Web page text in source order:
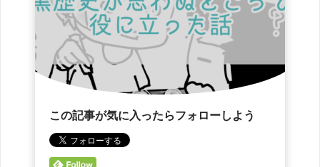
この記事が気に入ったらフォローしよう